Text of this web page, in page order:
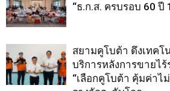
“ธ.ก.ส. ครบรอบ 60
สยามคูโบต้า ดึงเทคโ
บริการหลังการขายไร้
“เลือกคูโบต้า คุ้มค่าไ